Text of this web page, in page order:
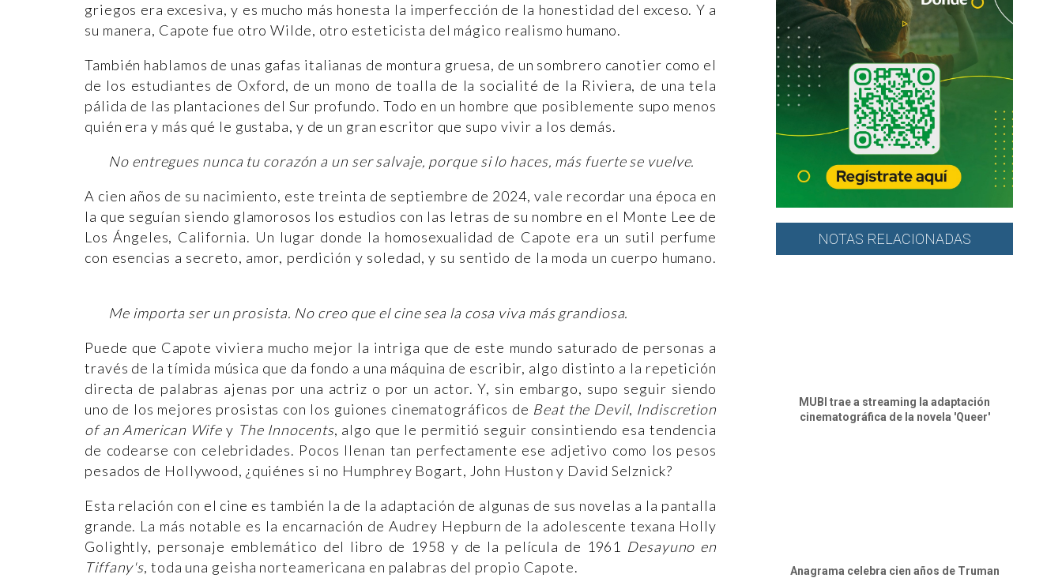
griegos era excesiva, y es mucho más honesta la imperfección de la honestidad del exceso. Y a
su manera, Capote fue otro Wilde, otro esteticista del mágico realismo humano.
También hablamos de unas gafas italianas de montura gruesa, de un sombrero canotier como el
de los estudiantes de Oxford, de un mono de toalla de la socialité de la Riviera, de una tela
pálida de las plantaciones del Sur profundo. Todo en un hombre que posiblemente supo menos
quién era y más qué le gustaba, y de un gran escritor que supo vivir a los demás.
No entregues nunca tu corazón a un ser salvaje, porque si lo haces, más fuerte se vuelve.
A cien años de su nacimiento, este treinta de septiembre de 2024, vale recordar una época en
la que seguían siendo glamorosos los estudios con las letras de su nombre en el Monte Lee de
Los Ángeles, California. Un lugar donde la homosexualidad de Capote era un sutil perfume
con esencias a secreto, amor, perdición y soledad, y su sentido de la moda un cuerpo humano.
Me importa ser un prosista. No creo que el cine sea la cosa viva más grandiosa.
Puede que Capote viviera mucho mejor la intriga que de este mundo saturado de personas a
través de la tímida música que da fondo a una máquina de escribir, algo distinto a la repetición
directa de palabras ajenas por una actriz o por un actor. Y, sin embargo, supo seguir siendo
uno de los mejores prosistas con los guiones cinematográficos de Beat the Devil, Indiscretion
of an American Wife y The Innocents, algo que le permitió seguir consintiendo esa tendencia
de codearse con celebridades. Pocos llenan tan perfectamente ese adjetivo como los pesos
pesados ​​de Hollywood, ¿quiénes si no Humphrey Bogart, John Huston y David Selznick?
Esta relación con el cine es también la de la adaptación de algunas de sus novelas a la pantalla
grande. La más notable es la encarnación de Audrey Hepburn de la adolescente texana Holly
Golightly, personaje emblemático del libro de 1958 y de la película de 1961 Desayuno en
Tiffany's, toda una geisha norteamericana en palabras del propio Capote.
NOTAS RELACIONADAS
MUBI trae a streaming la adaptación
cinematográfica de la novela 'Queer'
Anagrama celebra cien años de Truman